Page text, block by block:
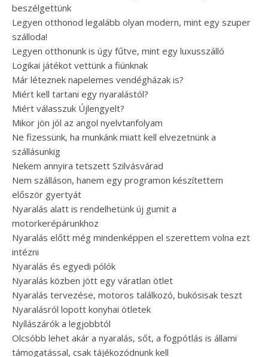
beszélgettünk
Legyen otthonod legalább olyan modern, mint egy szuper
szálloda!
Legyen otthonunk is úgy fűtve, mint egy luxusszálló
Logikai játékot vettünk a fiúnknak
Már léteznek napelemes vendégházak is?
Miért kell tartani egy nyaralástól?
Miért válasszuk Újlengyelt?
Mikor jön jól az angol nyelvtanfolyam
Ne fizessünk, ha munkánk miatt kell elvezetnünk a
szállásunkig
Nekem annyira tetszett Szilvásvárad
Nem szálláson, hanem egy programon készítettem
először gyertyát
Nyaralás alatt is rendelhetünk új gumit a
motorkerépárunkhoz
Nyaralás előtt még mindenképpen el szerettem volna ezt
intézni
Nyaralás és egyedi pólók
Nyaralás közben jött egy váratlan ötlet
Nyaralás tervezése, motoros találkozó, bukósisak teszt
Nyaralásról lopott konyhai ötletek
Nyílászárók a legjobbtól
Olcsóbb lehet akár a nyaralás, sőt, a fogpótlás is állami
támogatással, csak tájékozódnunk kell